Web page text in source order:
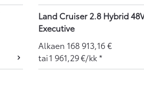
Land Cruiser 2.8 Hybrid
Executive
Alkaen 168 913,16€
tai1 961,29€/kk*